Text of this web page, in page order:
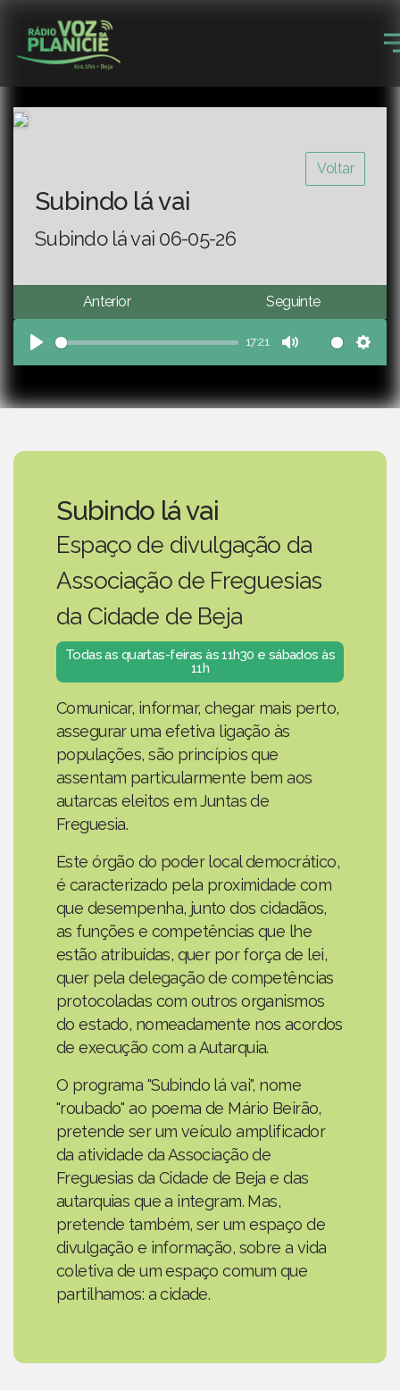
Voltar
Subindo lá vai
Subindo lá vai 06-05-26
Anterior Seguinte
Play
17:21
Mute
Subindo lá vai
Espaço de divulgação da
Associação de Freguesias
da Cidade de Beja
Todas as quartas-feiras às 11h30 e sábados às
11h
Comunicar, informar, chegar mais perto,
assegurar uma efetiva ligação às
populações, são princípios que
assentam particularmente bem aos
autarcas eleitos em Juntas de
Freguesia.
Este órgão do poder local democrático,
é caracterizado pela proximidade com
que desempenha, junto dos cidadãos,
as funções e competências que lhe
estão atribuídas, quer por força de lei,
quer pela delegação de competências
protocoladas com outros organismos
do estado, nomeadamente nos acordos
de execução com a Autarquia.
O programa "Subindo lá vai", nome
"roubado" ao poema de Mário Beirão,
pretende ser um veículo amplificador
da atividade da Associação de
Freguesias da Cidade de Beja e das
autarquias que a integram. Mas,
pretende também, ser um espaço de
divulgação e informação, sobre a vida
coletiva de um espaço comum que
partilhamos: a cidade.